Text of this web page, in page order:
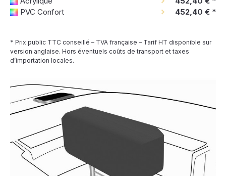
PVC Confort
452,40 € *
* Prix public TTC conseillé – TVA française – Tarif HT disponible sur
version anglaise. Hors éventuels coûts de transport et taxes
d’importation locales.